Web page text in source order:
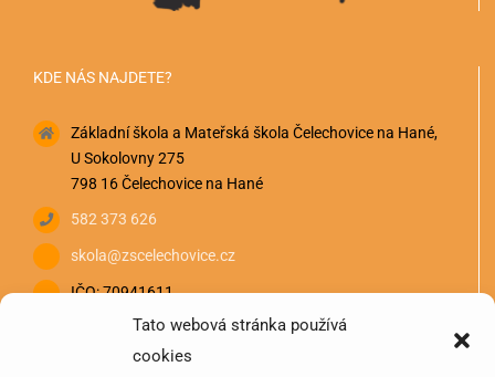
Tato webová stránka používá
cookies
KDE NÁS NAJDETE?
Základní škola a Mateřská škola Čelechovice na Hané,
U Sokolovny 275
798 16 Čelechovice na Hané
582 373 626
skola@zscelechovice.cz
IČO: 70941611